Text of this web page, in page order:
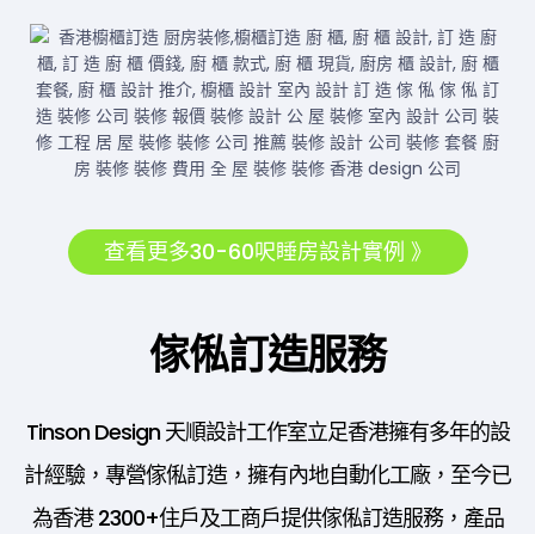
查看更多30-60呎睡房設計實例 》
傢俬訂造服務
Tinson Design 天順設計工作室立足香港擁有多年的設
計經驗，專營傢俬訂造，擁有內地自動化工廠，至今已
為香港 2300+住戶及工商戶提供傢俬訂造服務，產品